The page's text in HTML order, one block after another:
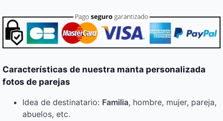
Características de nuestra manta personalizada
fotos de parejas
Idea de destinatario: Familia, hombre, mujer, pareja,
abuelos, etc.